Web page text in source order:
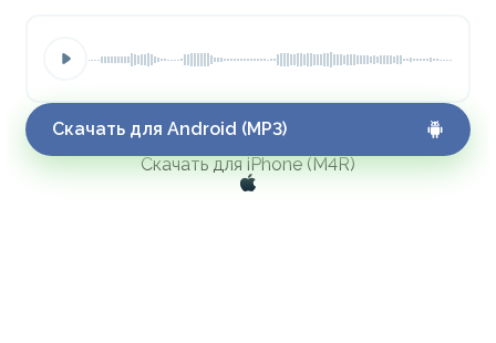
Скачать для Android (MP3)
Скачать для iPhone (M4R)